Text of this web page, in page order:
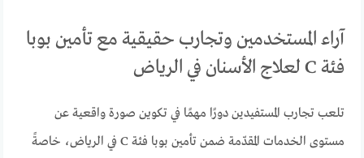
آراء المستخدمين وتجارب حقيقية مع تأمين بوبا
فئة C لعلاج الأسنان في الرياض
تلعب تجارب المستفيدين دورًا مهمًا في تكوين صورة واقعية عن
مستوى الخدمات المقدّمة ضمن تأمين بوبا فئة C في الرياض، خاصةً